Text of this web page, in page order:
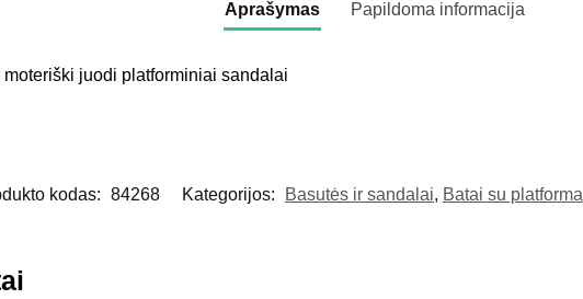
Aprašymas Papildoma informacija
juodi platforminiai sandalai
kodas: 84268 Kategorijos: Basutės ir sandalai, Batai su platforma